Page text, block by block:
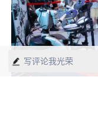
写评论我光荣